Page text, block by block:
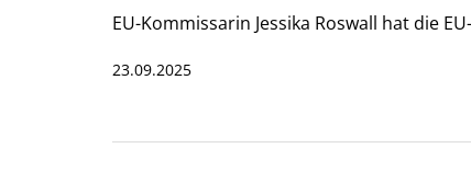
EU-Kommissarin Jessika Roswall hat die
23.09.2025